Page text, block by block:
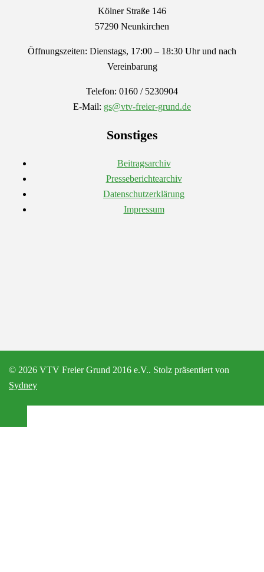
Kölner Straße 146
57290 Neunkirchen
Öffnungszeiten: Dienstags, 17:00 – 18:30 Uhr und nach
Vereinbarung
Telefon: 0160 / 5230904
E-Mail: gs@vtv-freier-grund.de
Sonstiges
Beitragsarchiv
Presseberichtearchiv
Datenschutzerklärung
Impressum
© 2026 VTV Freier Grund 2016 e.V.. Stolz präsentiert von
Sydney